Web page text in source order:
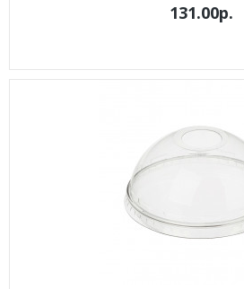
131.00р.